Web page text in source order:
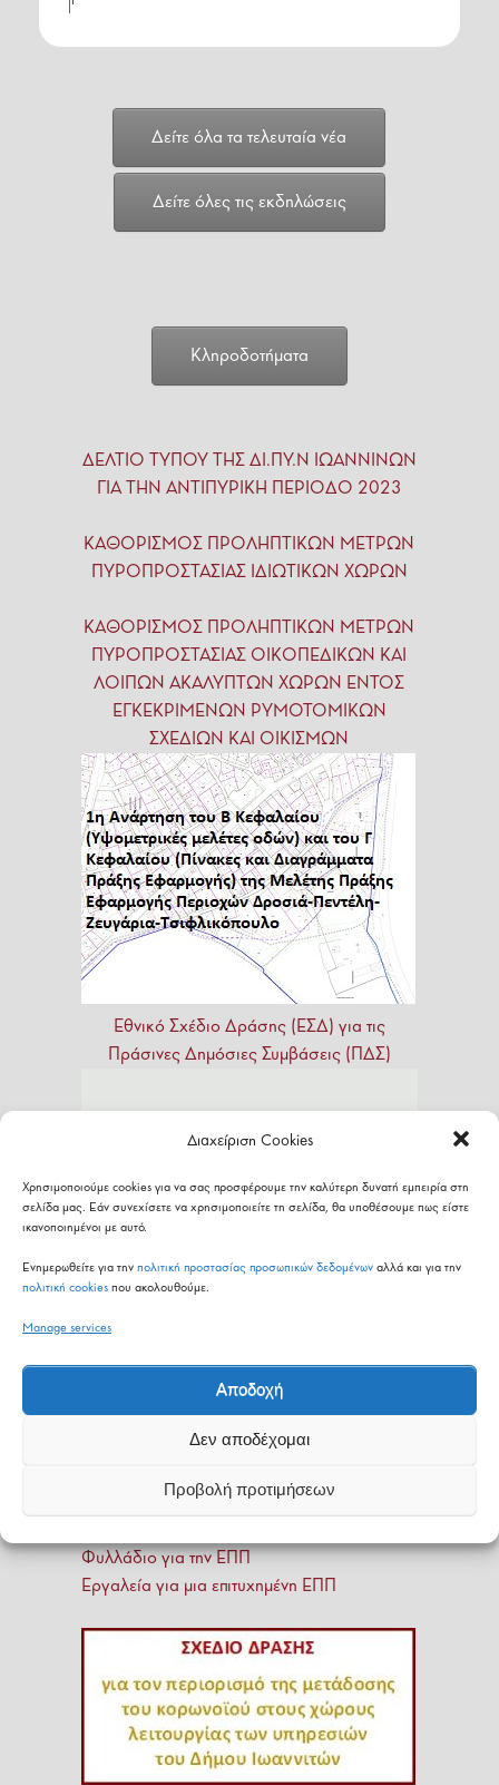
Διαχείριση Cookies
Χρησιμοποιούμε cookies για να σας προσφέρουμε την καλύτερη δυνατή εμπειρία στη
σελίδα μας. Εάν συνεχίσετε να χρησιμοποιείτε τη σελίδα, θα υποθέσουμε πως είστε
ικανοποιημένοι με αυτό.
Ενημερωθείτε για την πολιτική προστασίας προσωπικών δεδομένων αλλά και για την
πολιτική cookies που ακολουθούμε.
Manage services
Αποδοχή
Δεν αποδέχομαι
Προβολή προτιμήσεων
Δείτε όλα τα τελευταία νέα
Δείτε όλες τις εκδηλώσεις
Κληροδοτήματα
ΔΕΛΤΙΟ ΤΥΠΟΥ ΤΗΣ ΔΙ.ΠΥ.Ν ΙΩΑΝΝΙΝΩΝ
ΓΙΑ ΤΗΝ ΑΝΤΙΠΥΡΙΚΗ ΠΕΡΙΟΔΟ 2023
ΚΑΘΟΡΙΣΜΟΣ ΠΡΟΛΗΠΤΙΚΩΝ ΜΕΤΡΩΝ
ΠΥΡΟΠΡΟΣΤΑΣΙΑΣ ΙΔΙΩΤΙΚΩΝ ΧΩΡΩΝ
ΚΑΘΟΡΙΣΜΟΣ ΠΡΟΛΗΠΤΙΚΩΝ ΜΕΤΡΩΝ
ΠΥΡΟΠΡΟΣΤΑΣΙΑΣ ΟΙΚΟΠΕΔΙΚΩΝ ΚΑΙ
ΛΟΙΠΩΝ ΑΚΑΛΥΠΤΩΝ ΧΩΡΩΝ ΕΝΤΟΣ
ΕΓΚΕΚΡΙΜΕΝΩΝ ΡΥΜΟΤΟΜΙΚΩΝ
ΣΧΕΔΙΩΝ ΚΑΙ ΟΙΚΙΣΜΩΝ
Εθνικό Σχέδιο Δράσης (ΕΣΔ) για τις
Πράσινες Δημόσιες Συμβάσεις (ΠΔΣ)
Φυλλάδιο για την ΕΠΠ
Εργαλεία για μια επιτυχημένη ΕΠΠ